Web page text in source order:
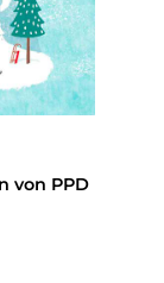
von PPD